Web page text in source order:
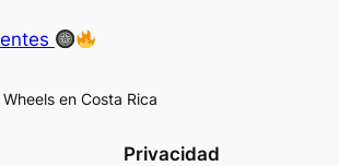
en Costa Rica
Privacidad